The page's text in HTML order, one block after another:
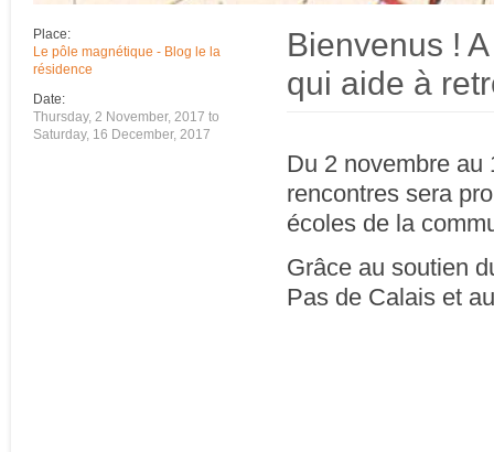
Place:
Le pôle magnétique - Blog le la
résidence
Date:
Thursday, 2 November, 2017 to
Saturday, 16 December, 2017
Bienvenus !
qui aide à
Du 2 novembre au
rencontres sera
écoles de la
Grâce au soutien
Pas de Calais et